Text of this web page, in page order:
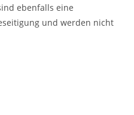
ebenfalls eine
und werden nicht